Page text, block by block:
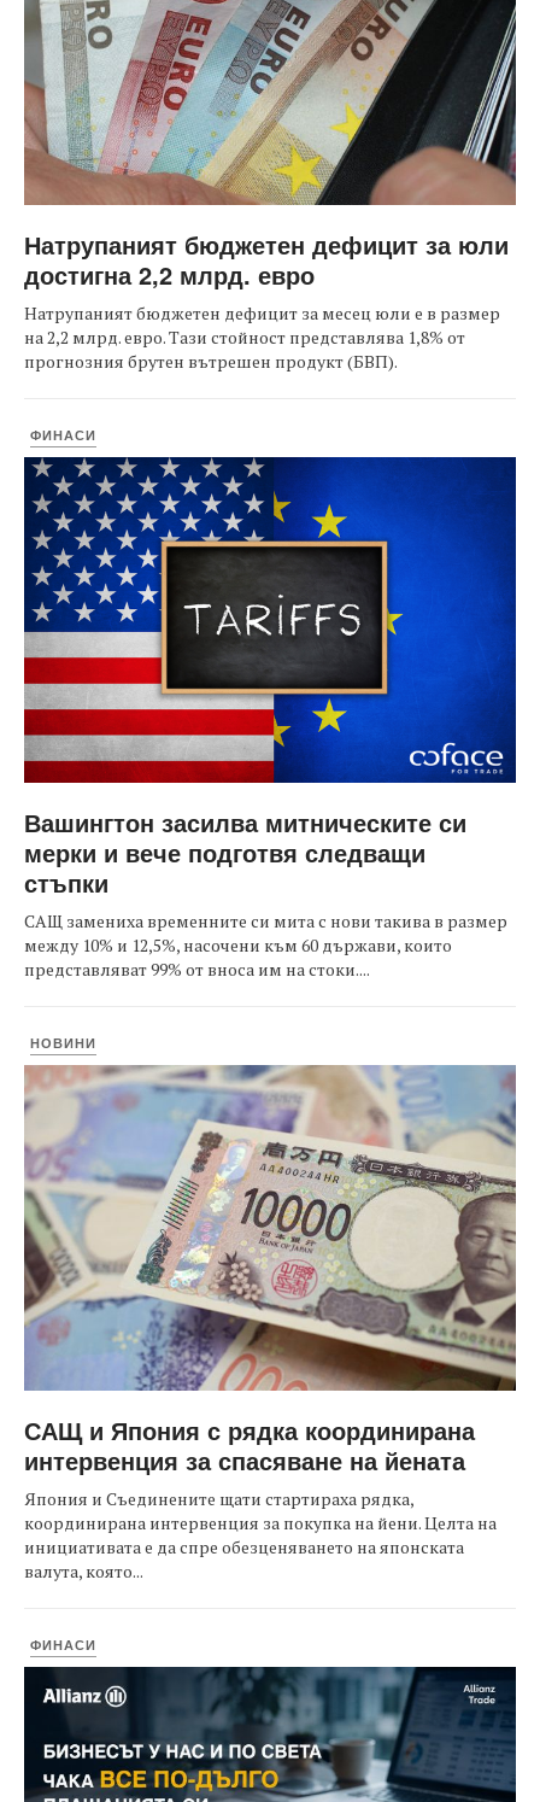
Натрупаният бюджетен дефицит за юли
достигна 2,2 млрд. евро
Натрупаният бюджетен дефицит за месец юли е в размер
на 2,2 млрд. евро. Тази стойност представлява 1,8% от
прогнозния брутен вътрешен продукт (БВП).
ФИНАСИ
Вашингтон засилва митническите си
мерки и вече подготвя следващи
стъпки
САЩ замениха временните си мита с нови такива в размер
между 10% и 12,5%, насочени към 60 държави, които
представляват 99% от вноса им на стоки....
НОВИНИ
САЩ и Япония с рядка координирана
интервенция за спасяване на йената
Япония и Съединените щати стартираха рядка,
координирана интервенция за покупка на йени. Целта на
инициативата е да спре обезценяването на японската
валута, която...
ФИНАСИ